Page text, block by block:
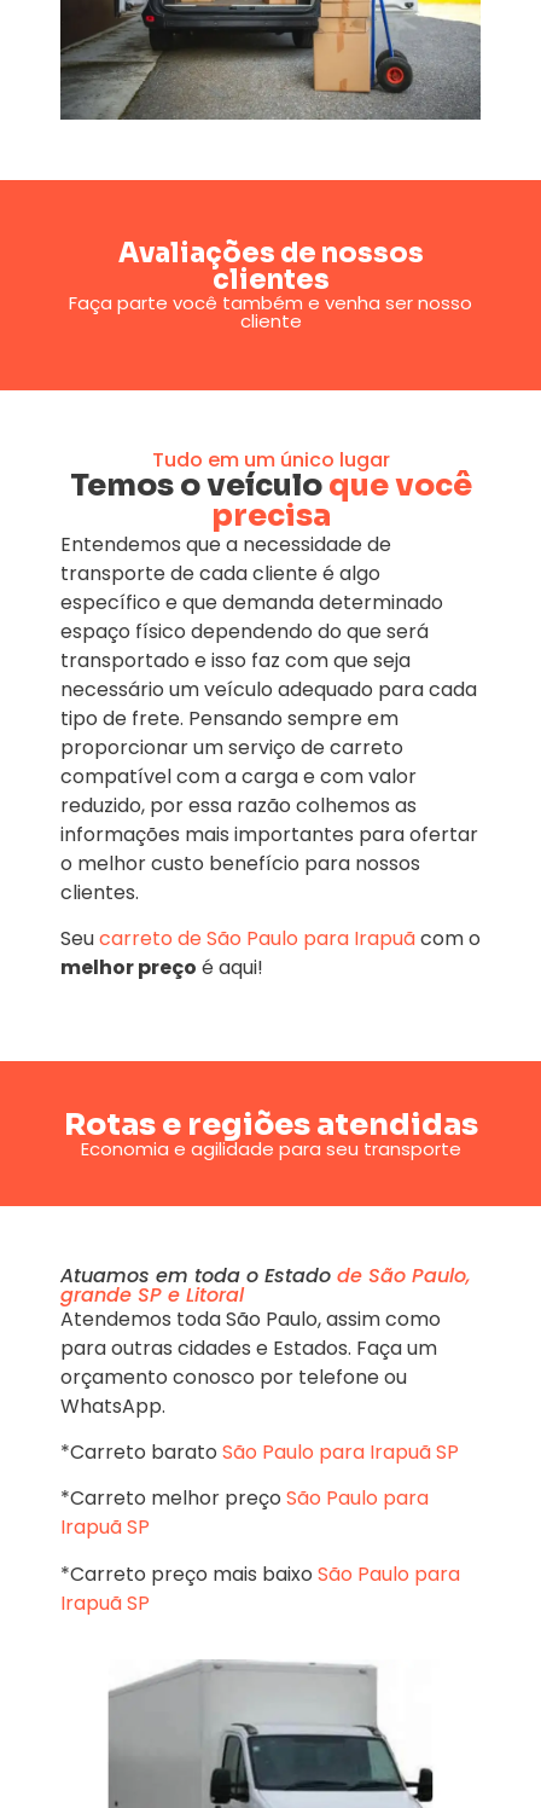
Avaliações de nossos
clientes
Faça parte você também e venha ser nosso
cliente
Tudo em um único lugar
Temos o veículoque você
precisa
Entendemos que a necessidade de
transporte de cada cliente é algo
específico e que demanda determinado
espaço físico dependendo do que será
transportado e isso faz com que seja
necessário um veículo adequado para cada
tipo de frete. Pensando sempre em
proporcionar um serviço de carreto
compatível com a carga e com valor
reduzido, por essa razão colhemos as
informações mais importantes para ofertar
o melhor custo benefício para nossos
clientes.
Seucarreto de São Paulo para Irapuãcom o
melhor preço é aqui!
Rotas e regiões atendidas
Economia e agilidade para seu transporte
Atuamos em toda o Estado de São Paulo,
grande SP e Litoral
Atendemos toda São Paulo, assim como
para outras cidades e Estados. Faça um
orçamento conosco por telefone ou
WhatsApp.
*Carreto barato São Paulo para Irapuã SP
*Carreto melhor preço São Paulo para
Irapuã SP
*Carreto preço mais baixo São Paulo para
Irapuã SP